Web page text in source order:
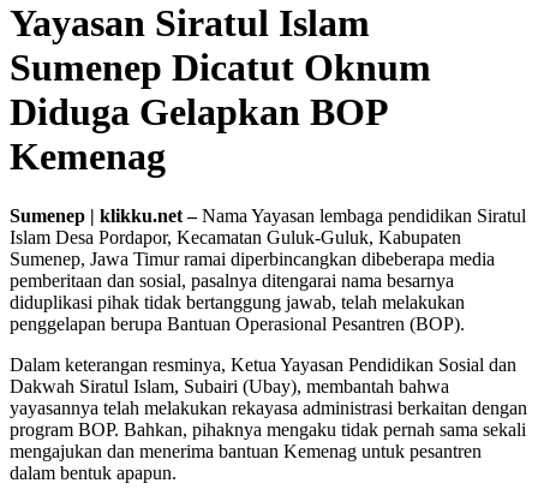
Yayasan Siratul Islam
Sumenep Dicatut Oknum
Diduga Gelapkan BOP
Kemenag
Sumenep | klikku.net –Nama Yayasan lembaga pendidikan Siratul
Islam Desa Pordapor, Kecamatan Guluk-Guluk, Kabupaten
Sumenep, Jawa Timur ramai diperbincangkan dibeberapa media
pemberitaan dan sosial, pasalnya ditengarai nama besarnya
diduplikasi pihak tidak bertanggung jawab, telah melakukan
penggelapan berupa Bantuan Operasional Pesantren (BOP).
Dalam keterangan resminya, Ketua Yayasan Pendidikan Sosial dan
Dakwah Siratul Islam, Subairi (Ubay), membantah bahwa
yayasannya telah melakukan rekayasa administrasi berkaitan dengan
program BOP. Bahkan, pihaknya mengaku tidak pernah sama sekali
mengajukan dan menerima bantuan Kemenag untuk pesantren
dalam bentuk apapun.